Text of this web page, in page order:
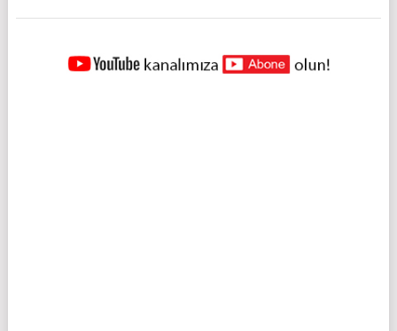
YAZILAR